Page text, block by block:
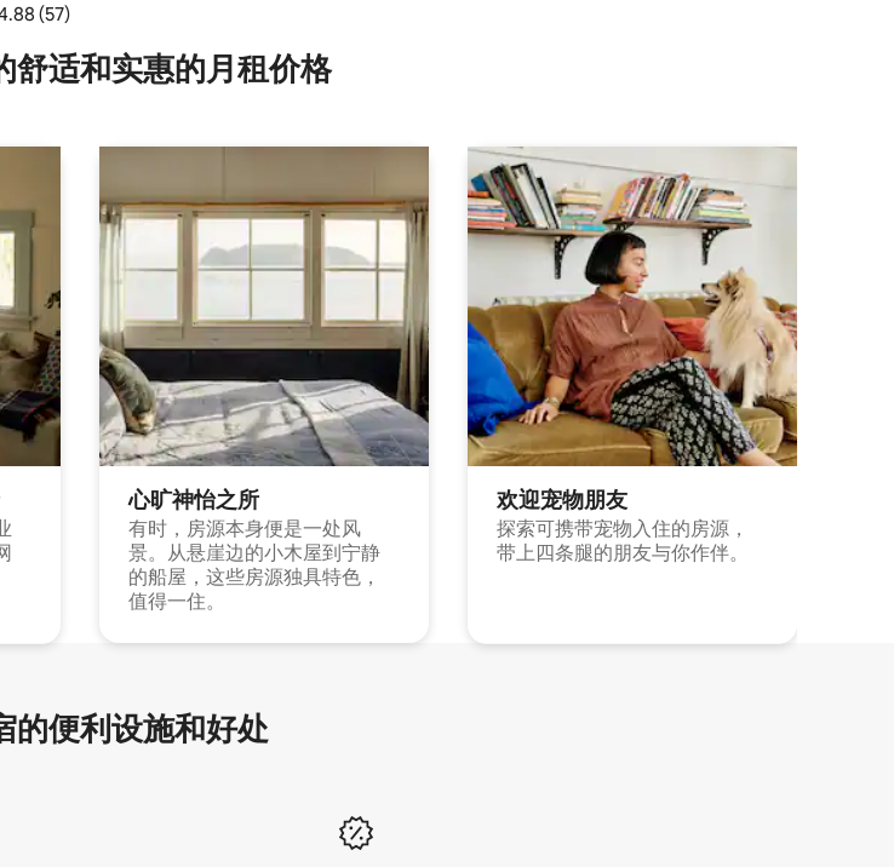
评分 4.88 分（满分 5 分），共 57 条评价
(57)
舒适和实惠的月租价格
心旷神怡之所
有时，房源本身便是一处风
景。从悬崖边的小木屋到宁静
的船屋，这些房源独具特色，
值得一住。
欢迎宠物朋友
探索可携带宠物入住的房源，
带上四条腿的朋友与你作伴。
的便利设施和好处